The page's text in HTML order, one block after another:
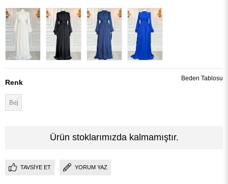
Renk
Bej
Beden Tablosu
Ürün stoklarımızda kalmamıştır.
TAVSIYE ET YORUM YAZ